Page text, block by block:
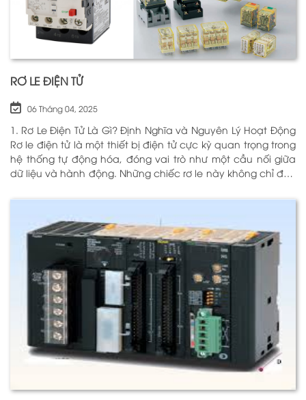
RƠ LE ĐIỆN TỬ
06 Tháng 04, 2025
1. Rơ Le Điện Tử Là Gì? Định Nghĩa và Nguyên Lý Hoạt Động
Rơ le điện tử là một thiết bị điện tử cực kỳ quan trọng trong
hệ thống tự động hóa, đóng vai trò như một cầu nối giữa
dữ liệu và hành động. Những chiếc rơ le này không chỉ đơn
thông minh giúp điều khiển và giám sát hoạt động của các
thiết bị khác nhau trong môi trường công nghiệp cũng như
trong hộ gia đình. Bằng cách sử dụng công nghệ hiện đại,
rơ le điện tử có khả năng xử lý và phản hồi nhanh chóng,
nhằm nâng cao hiệu suất hoạt động và độ an toàn cho
các hệ thống mà nó kiểm soát. N